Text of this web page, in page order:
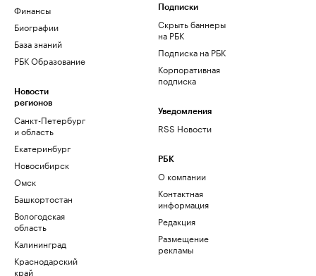
Финансы
Биографии
База знаний
РБК Образование
Новости
регионов
Санкт-Петербург
и область
Екатеринбург
Новосибирск
Омск
Башкортостан
Вологодская
область
Калининград
Краснодарский
край
Подписки
Скрыть баннеры
на РБК
Подписка на РБК
Корпоративная
подписка
Уведомления
RSS Новости
РБК
О компании
Контактная
информация
Редакция
Размещение
рекламы